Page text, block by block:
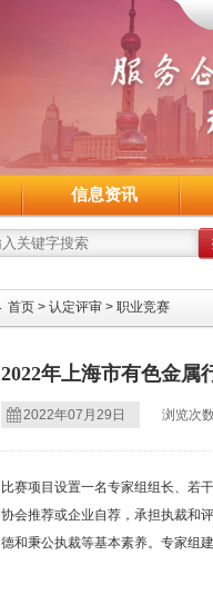
信息资讯
首页 > 认定评审 > 职业竞赛
2022年上海市有色金属
2022年07月29日 浏览次
比赛项目设置一名专家组组长、若
协会推荐或企业自荐，承担执裁和
德和秉公执裁等基本素养。专家组